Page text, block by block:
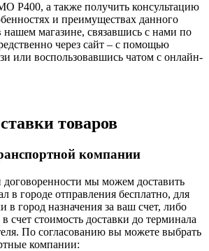
P400, а также получить консультацию
и преимуществах данного
нашем магазине, связавшись с нами по
через сайт – с помощью
или воспользовавшись чатом с онлайн-
товаров
компании
договоренности мы можем доставить
в городе отправления бесплатно, для
в город назначения за ваш счет, либо
стоимость доставки до терминала
По согласованию вы можете выбрать
компании: